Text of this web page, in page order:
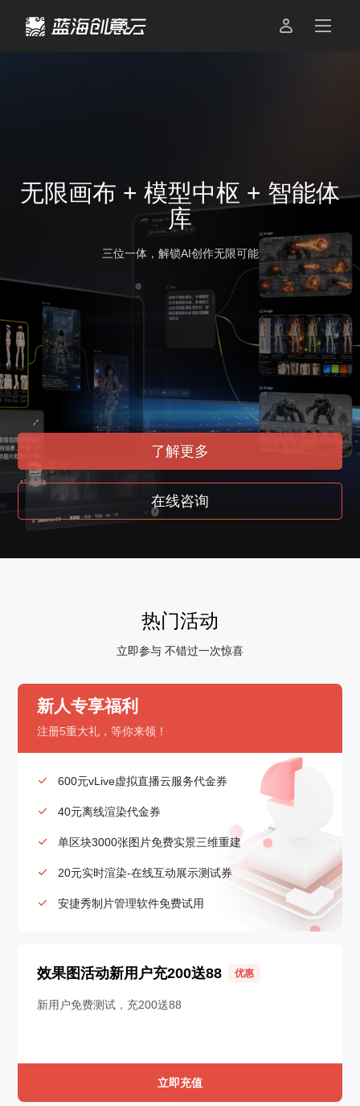

无限画布 + 模型中枢 + 智能体
库
三位一体，解锁AI创作无限可能
了解更多
在线咨询
热门活动
立即参与 不错过一次惊喜
新人专享福利
注册5重大礼，等你来领！
 600元vLive虚拟直播云服务代金券
 40元离线渲染代金券
 单区块3000张图片免费实景三维重建
 20元实时渲染-在线互动展示测试券
 安捷秀制片管理软件免费试用
效果图活动新用户充200送88 优惠
新用户免费测试，充200送88
立即充值